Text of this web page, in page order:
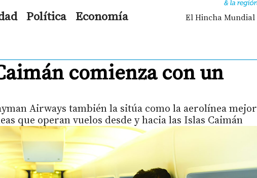
Política Economía El Hincha Mundial
comienza con un
Airways también la sitúa como la aerolínea mejor
que operan vuelos desde y hacia las Islas Caimán